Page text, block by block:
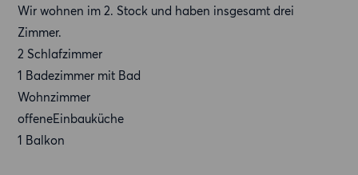
Wir wohnen im 2. Stock und haben insgesamt drei
Zimmer.
2 Schlafzimmer
1 Badezimmer mit Bad
Wohnzimmer
offeneEinbauküche
1 Balkon